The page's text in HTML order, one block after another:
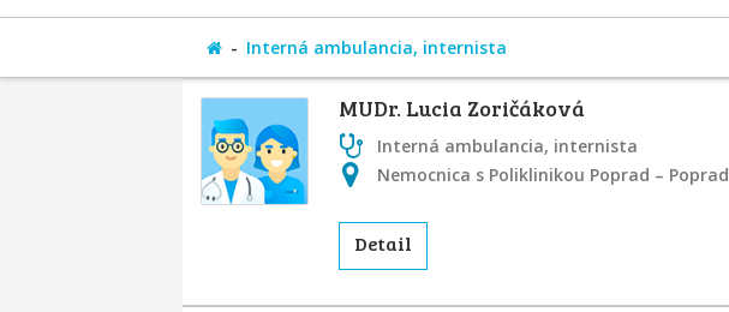
Interná ambulancia, internista
MUDr. Lucia Zoričáková
Interná ambulancia, internista
Nemocnica s Poliklinikou Poprad – Poprad
Detail